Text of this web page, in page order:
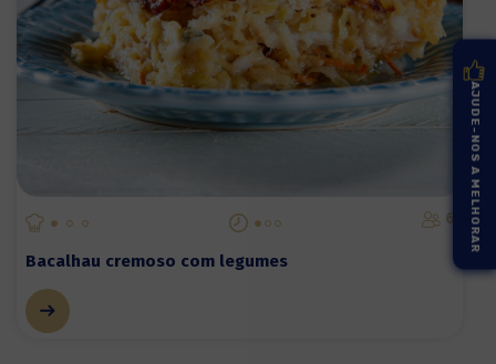
6
Bacalhau cremoso com legumes
AJUDE-NOS A MELHORAR